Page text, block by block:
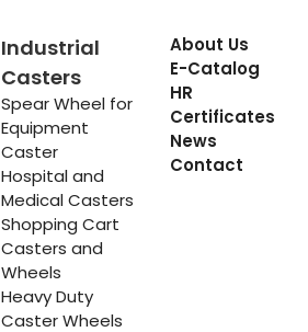
Industrial
Casters
Spear Wheel for
Equipment
Caster
Hospital and
Medical Casters
Shopping Cart
Casters and
Wheels
Heavy Duty
Caster Wheels
About Us
E-Catalog
HR
Certificates
News
Contact